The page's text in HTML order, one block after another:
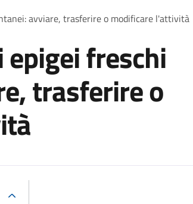
avviare, trasferire o modificare l'attività
freschi
trasferire o